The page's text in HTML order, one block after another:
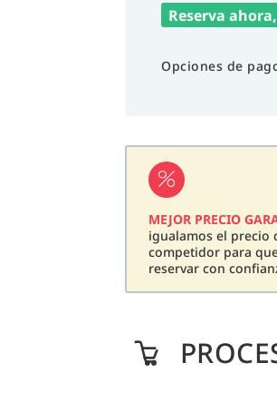
Reserva
Opciones de
MEJOR PRECIO
igualamos el precio
competidor para
reservar con